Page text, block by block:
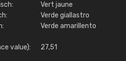
Vert jaune
Verde giallastro
Verde amarillento
value): 27,51